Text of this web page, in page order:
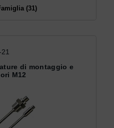
(31)
di montaggio e
M12